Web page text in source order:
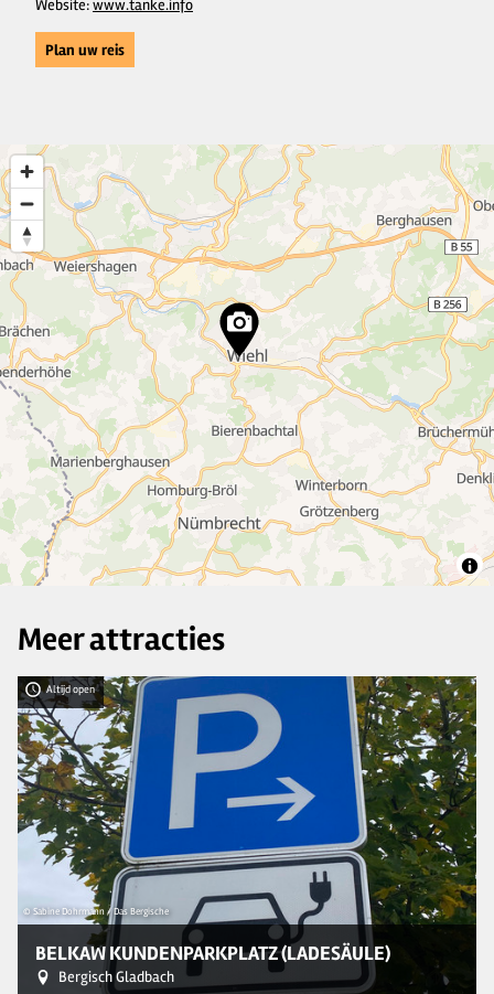
Website:www.tanke.info
Plan uw reis
4
19
11
6
4
Meer attracties
Altijd open
© Sabine Dohrmann / Das Bergische
BELKAW KUNDENPARKPLATZ (LADESÄULE)
Bergisch Gladbach